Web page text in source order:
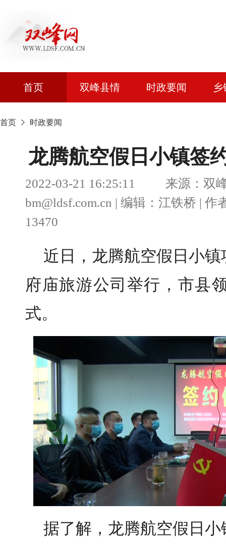
首页 双峰县情 时政要闻
首页 时政要闻
龙腾航空假日小镇签
2022-03-21 16:25:11 来源：双峰
bm@ldsf.com.cn | 编辑：江铁桥
13470
近日，龙腾航空假日小
府庙旅游公司举行，市县
式。
据了解，龙腾航空假日